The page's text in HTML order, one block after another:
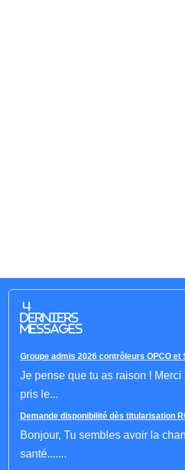
4
derniers
messages
Groupe admis 2026 contrôleurs OPCO et
Je pense que tu as raison ! Merci
pris le...
Demande disponibilité dès titularisation
Bonjour, Tu sembles avoir la
santé.......